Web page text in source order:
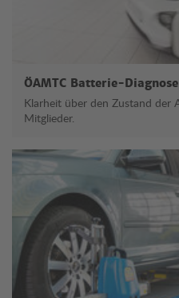
ÖAMTC Batterie-
Klarheit über den Zustand der
Mitglieder.